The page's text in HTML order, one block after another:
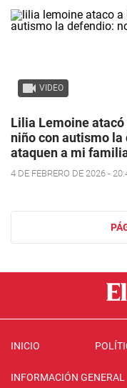
VIDEO
Lilia Lemoine atacó
niño con autismo la
ataquen a mi
4 DE FEBRERO DE 2026 -
INICIO
INFORMACIÓN GENERAL